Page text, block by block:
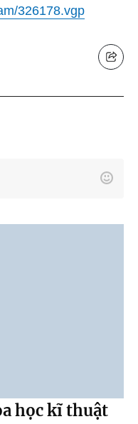
326178.vgp
học kĩ thuật